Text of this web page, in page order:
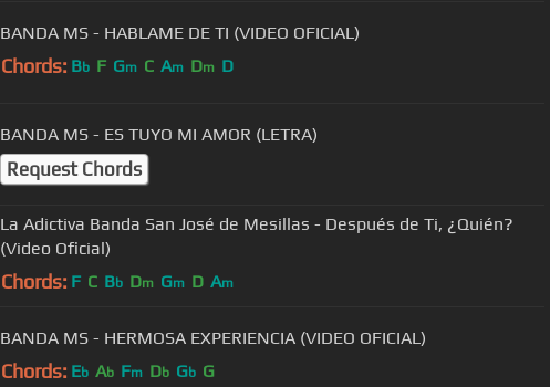
BANDA MS - HABLAME DE TI (VIDEO OFICIAL)
Chords: Bb F Gm C Am Dm D
BANDA MS - ES TUYO MI AMOR (LETRA)
Request Chords
La Adictiva Banda San José de Mesillas - Después de Ti, ¿Quién?
(Video Oficial)
Chords: F C Bb Dm Gm D Am
BANDA MS - HERMOSA EXPERIENCIA (VIDEO OFICIAL)
Chords: Eb Ab Fm Db Gb G